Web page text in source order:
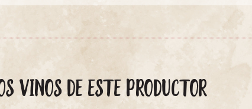
VINOS DE ESTE PRODUCTOR